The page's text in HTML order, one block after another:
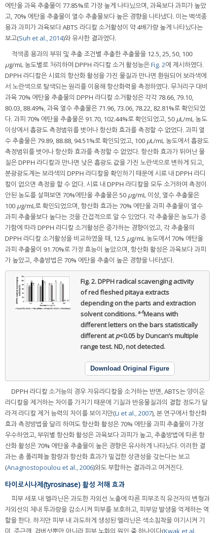
에탄올 과육 추출물이 77.85%로 가장 높게 나타났으며, 과육보다 과피가 높았
고, 70% 에탄올 추출물이 열수 추출물보다 높은 경향을 나타냈다. 이는 백색종
용과 과피가 과육보다 ABTS 라디칼 소거활성이 약 4배가량 높게 나타났다는
보고(Suh et al., 2014)와 유사한 결과였다.
적색종 용과의 부위 및 추출 조건별 추출한 추출물을 12.5, 25, 50, 100
μg/mL 농도별로 처리하여 DPPH 라디칼 소거 활성능은Fig. 2에 제시하였다.
DPPH 라디칼은 시료의 항산화 활성을 가진 물질과 만나면 환원되어 보라색에
서 노란색으로 탈색되는 원리를 이용해 항산화력을 측정하였다. 무처리구 대비
과육 70% 에탄올 추출물의 DPPH 라디칼 소거활성은 각각 78.66, 79.10,
80.03, 88.49%, 과육 열수 추출물은 71.96, 73.06, 78.22, 82.81%로 확인되었
다. 과피 70% 에탄올 추출물은 91.70, 102.44%로 확인되었고, 50 μL/mL 농도
이상에서 흡광도 측정범위를 벗어나 항산화 효과를 측정할 수 없었다. 과피 열
수 추출물은 79.89, 88.88, 94.51%로 확인되었고, 100 μL/mL 농도에서 흡광도
측정범위를 벗어나 항산화 효과를 측정할 수 없었다. 항산화 효과가 뛰어난 물
질은 DPPH 라디칼과 만나면 낮은 흡광도 값을 가진 노란색으로 변하게 되고,
분광광도계는 보라색의 DPPH 라디칼을 확인하기 때문에 시료 내 DPPH 라디
칼이 없으면 측정을 할 수 없다. 시료 내 DPPH 라디칼을 모두 소거하여 측정이
안된 농도를 살펴보면 70%에탄올 추출물은 50 μg/mL 이상, 열수 추출물은
100 μg/mL로 확인되었으며, 항산화 효과는 70% 에탄올 과피 추출물이 열수
과피 추출물보다 높다는 것을 간접적으로 알 수 있었다. 각 추출물은 농도가 증
가함에 따라 DPPH 라디칼 소거활성은 증가하는 경향이었고, 각 추출물의
DPPH 라디칼 소거활성을 비교하였을 때, 12.5 μg/mL 농도에서 70% 에탄올
과피 추출물이 91.70%로 가장 효능이 높았으며, 항산화 활성은 과육보다 과피
가 높았고, 추출방법은 70% 에탄올 추출이 높은 경향을 나타냈다.
Fig. 2.DPPH radical scavenging activity
of red fleshed pitaya extracts
depending on the parts and extraction
solvent conditions. a-fMeans with
different letters on the bars statistically
different atp<0.05 by Duncan’s multiple
range test. ND, not detected.
Download Original Figure
DPPH 라디칼 소거능의 경우 자유라디칼을 소거하는 반면, ABTS는 양이온
라디칼을 제거하는 차이를 가지기 때문에 기질과 반응물질과의 결합 정도가 달
라져 라디칼 제거 능력의 차이를 보이지만(Li et al., 2007), 본 연구에서 항산화
효과 측정방법을 달리 하여도 항산화 활성은 70% 에탄올 과피 추출물이 가장
우수하였고, 부위별 항산화 활성은 과육보다 과피가 높고, 추출방법에 따른 항
산화 활성은 70% 에탄올 추출물이 높은 경향은 유사하게 나타났다. 이러한 결
과는 총 폴리페놀 함량과 항산화 효과가 밀접한 상관성을 갖는다는 보고
(Anagnostopoulou et al., 2006)와도 부합하는 결과라고 여겨진다.
타이로시나제(tyrosinase) 활성 저해 효과
피부 세포 내 멜라닌은 과도한 자외선 노출에 따른 피부조직 유전자의 변형과
자외선의 체내 투과량을 감소시켜 피부를 보호하고, 피부암 발생을 억제하는 역
할을 한다. 하지만 피부 내 과도하게 생성된 멜라닌은 색소침착을 야기시켜 기
미, 주근깨, 검버섯뿐만 아니라 피부 노화의 원인 중 하나이다(Kwak et al.,